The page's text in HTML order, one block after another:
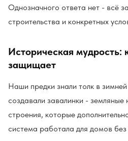
Однозначного ответа нет - всё
строительства и конкретных
Историческая мудрость:
защищает
Наши предки знали толк в
создавали завалинки -
строения, которые
система работала для домов